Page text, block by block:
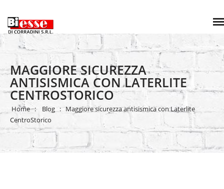
MAGGIORE SICUREZZA
ANTISISMICA CON LATERLITE
CENTROSTORICO
Home Blog
Maggiore sicurezza antisismica con Laterlite
CentroStorico